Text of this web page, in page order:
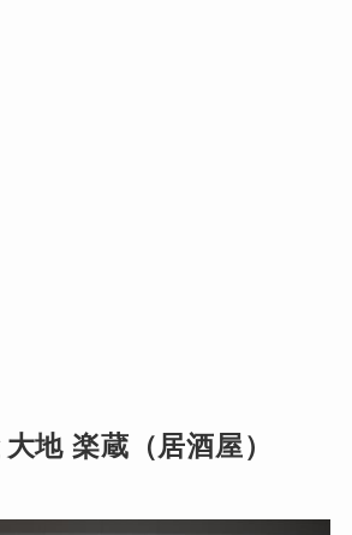
地 楽蔵（居酒屋）